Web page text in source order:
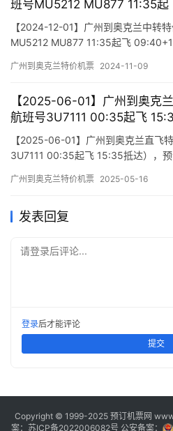
班号MU5212 MU877 11:35起
【2024-12-01】广州到奥克兰中转
MU5212 MU877 11:35起飞
(Departure/Arrival) (Flight) (class)
广州到奥克兰特价机票 2024-11-09
【2025-06-01】广州到奥克
航班号3U7111 00:35起飞
【2025-06-01】广州到奥克兰直飞
3U7111 00:35起飞 15:35抵达），预
(Terminal) (Departure/Arrival)
广州到奥克兰特价机票 2025-05-16
发表回复
请登录后评论...
登录后才能评论
提交
Copyright © 1999-2025 预订机票网
案： 苏ICP备2022006082号 公安备案：